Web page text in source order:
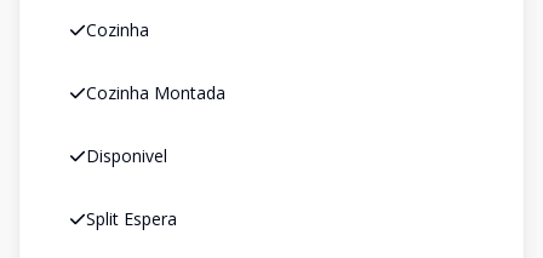
Cozinha
Cozinha Montada
Disponivel
Split Espera